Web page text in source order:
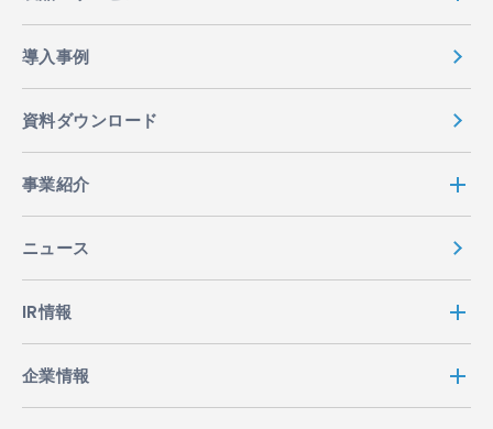
導入事例
資料ダウンロード
事業紹介
ニュース
IR情報
企業情報